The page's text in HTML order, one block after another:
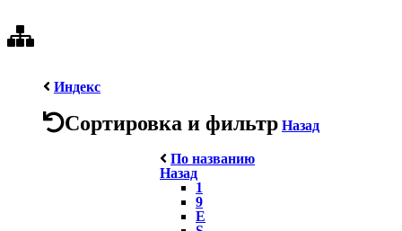
Индекс
Сортировка и фильтр Назад
По названию
Назад
1
9
E